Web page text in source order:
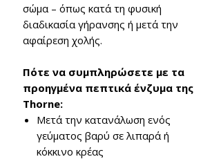
σώμα – όπως κατά τη φυσική
διαδικασία γήρανσης ή μετά την
αφαίρεση χολής.
Πότε να συμπληρώσετε με τα
προηγμένα πεπτικά ένζυμα της
Thorne:
Μετά την κατανάλωση ενός
γεύματος βαρύ σε λιπαρά ή
κόκκινο κρέας